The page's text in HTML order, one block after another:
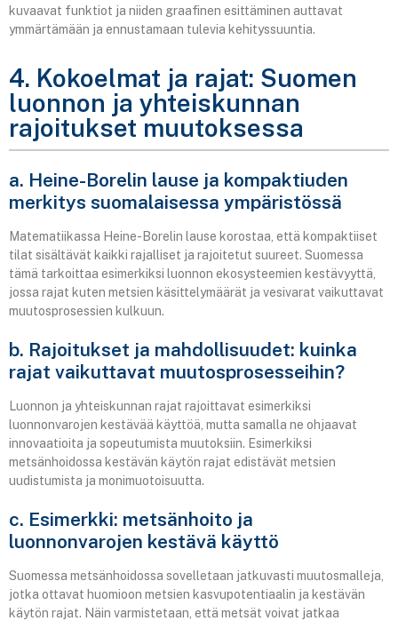
kuvaavat funktiot ja niiden graafinen esittäminen auttavat
ymmärtämään ja ennustamaan tulevia kehityssuuntia.
4. Kokoelmat ja rajat: Suomen
luonnon ja yhteiskunnan
rajoitukset muutoksessa
a. Heine-Borelin lause ja kompaktiuden
merkitys suomalaisessa ympäristössä
Matematiikassa Heine-Borelin lause korostaa, että kompaktiiset
tilat sisältävät kaikki rajalliset ja rajoitetut suureet. Suomessa
tämä tarkoittaa esimerkiksi luonnon ekosysteemien kestävyyttä,
jossa rajat kuten metsien käsittelymäärät ja vesivarat vaikuttavat
muutosprosessien kulkuun.
b. Rajoitukset ja mahdollisuudet: kuinka
rajat vaikuttavat muutosprosesseihin?
Luonnon ja yhteiskunnan rajat rajoittavat esimerkiksi
luonnonvarojen kestävää käyttöä, mutta samalla ne ohjaavat
innovaatioita ja sopeutumista muutoksiin. Esimerkiksi
metsänhoidossa kestävän käytön rajat edistävät metsien
uudistumista ja monimuotoisuutta.
c. Esimerkki: metsänhoito ja
luonnonvarojen kestävä käyttö
Suomessa metsänhoidossa sovelletaan jatkuvasti muutosmalleja,
jotka ottavat huomioon metsien kasvupotentiaalin ja kestävän
käytön rajat. Näin varmistetaan, että metsät voivat jatkaa